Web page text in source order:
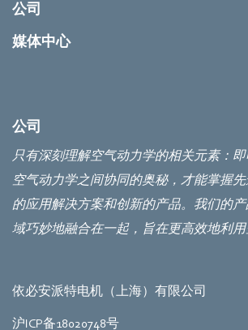
公司
媒体中心
公司
只有深刻理解空气动力学的相关元素：
空气动力学之间协同的奥秘，才能掌握
的应用解决方案和创新的产品。我们的
域巧妙地融合在一起，旨在更高效地利用
依必安派特电机（上海）有限公司
沪ICP备18020748号